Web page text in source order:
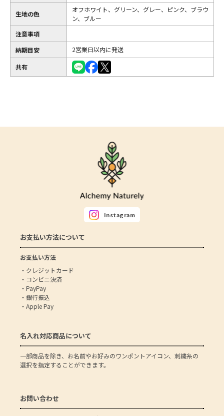
生地の色
オフホワイト、グリーン、グレー、ピンク、ブラウ
ン、ブルー
注意事項
納期目安
2営業日以内に発送
共有
Instagram
お支払い方法について
お支払い方法
・クレジットカード
・コンビニ決済
・PayPay
・銀行振込
・Apple Pay
名入れ対応商品について
一部商品を除き、お名前やお好みのワンポントアイコン、刺繍糸の
選択を指定することができます。
お問い合わせ